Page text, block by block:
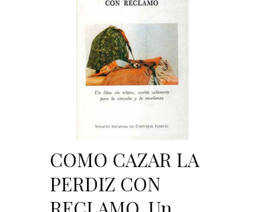
COMO CAZAR LA
PERDIZ CON